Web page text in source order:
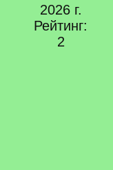
2026 г.
Рейтинг:
2